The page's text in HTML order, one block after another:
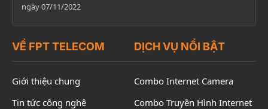
ngày 07/11/2022
VỀ FPT TELECOM
Giới thiệu chung
Tin tức công nghệ
DỊCH VỤ NỔI BẬT
Combo Internet Camera
Combo Truyền Hình Internet